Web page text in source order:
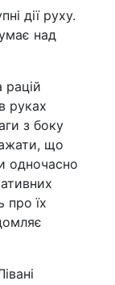
дії руху.
над
рацій
руках
з боку
що
одночасно
про їх